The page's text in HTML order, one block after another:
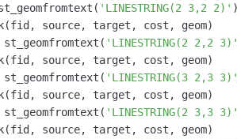
'LINESTRING(2 3,2 2)'
'LINESTRING(2 2,2 3)'
'LINESTRING(3 2,3 3)'
'LINESTRING(2 3,3 3)'